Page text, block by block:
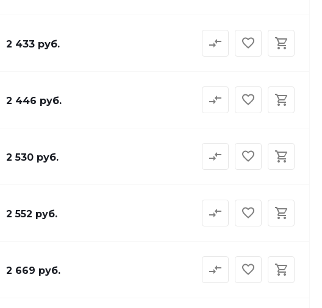
2 433 руб.
2 446 руб.
2 530 руб.
2 552 руб.
2 669 руб.